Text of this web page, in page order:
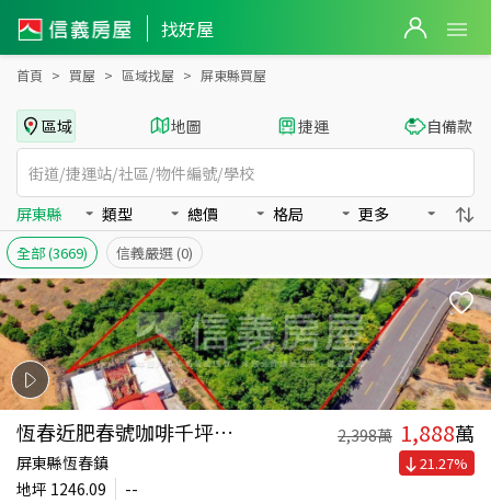
找好屋
屏東縣全區買房：房屋物件出售、房價分析
首頁 買屋 區域找屋 屏東縣買屋
區域 地圖 捷運 自備款
屏東縣 類型 總價 格局 更多
全部(3669) 信義嚴選 (0)
恆春近肥春號咖啡千坪農地 2,398萬 1,888萬
屏東縣恆春鎮
地坪 1246.09
--
21.27%